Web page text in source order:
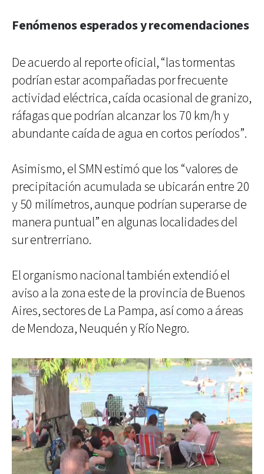
Fenómenos esperados y recomendaciones
De acuerdo al reporte oficial, “las tormentas
podrían estar acompañadas por frecuente
actividad eléctrica, caída ocasional de granizo,
ráfagas que podrían alcanzar los 70 km/h y
abundante caída de agua en cortos períodos”.
Asimismo, el SMN estimó que los “valores de
precipitación acumulada se ubicarán entre 20
y 50 milímetros, aunque podrían superarse de
manera puntual” en algunas localidades del
sur entrerriano.
El organismo nacional también extendió el
aviso a la zona este de la provincia de Buenos
Aires, sectores de La Pampa, así como a áreas
de Mendoza, Neuquén y Río Negro.